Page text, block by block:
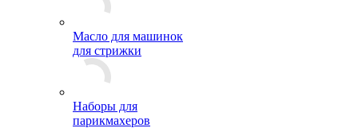
Масло для машинок
для стрижки
Наборы для
парикмахеров